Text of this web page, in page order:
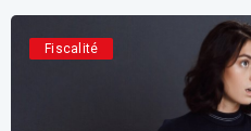
Fiscalité